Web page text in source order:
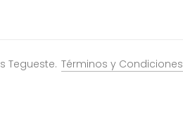
Tegueste. Términos y Condiciones